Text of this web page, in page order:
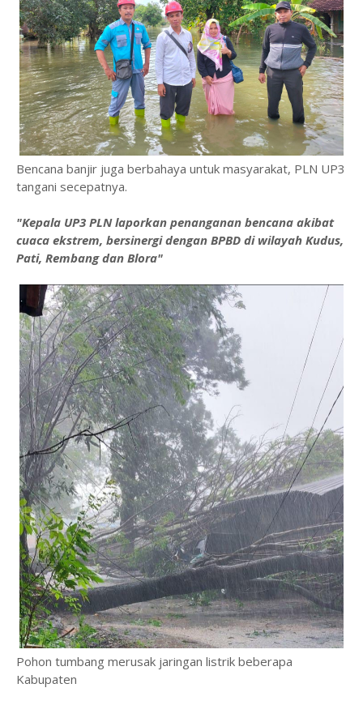
Bencana banjir juga berbahaya untuk masyarakat, PLN UP3
tangani secepatnya.
"Kepala UP3 PLN laporkan penanganan bencana akibat
cuaca ekstrem, bersinergi dengan BPBD di wilayah Kudus,
Pati, Rembang dan Blora"
Pohon tumbang merusak jaringan listrik beberapa
Kabupaten